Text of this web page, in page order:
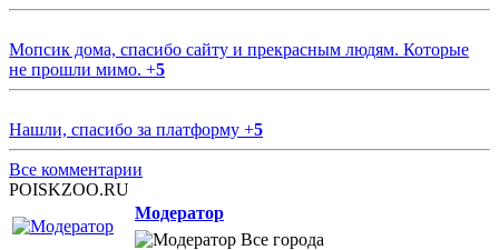
Мопсик дома, спасибо сайту и прекрасным людям. Которые
не прошли мимо. +5
Нашли, спасибо за платформу +5
Все комментарии
POISKZOO.RU
Модератор
Все города